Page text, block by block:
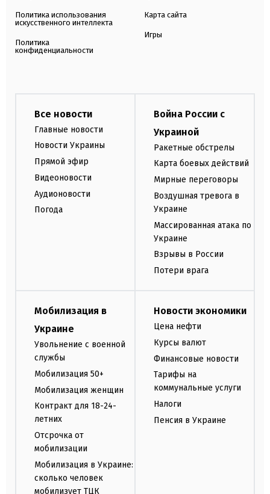
Политика использования
искусственного интеллекта
Политика
конфиденциальности
Карта сайта
Игры
Все новости
Главные новости
Новости Украины
Прямой эфир
Видеоновости
Аудионовости
Погода
Война России с
Украиной
Ракетные обстрелы
Карта боевых действий
Мирные переговоры
Воздушная тревога в
Украине
Массированная атака по
Украине
Взрывы в России
Потери врага
Мобилизация в
Украине
Увольнение с военной
службы
Мобилизация 50+
Мобилизация женщин
Контракт для 18-24-
летних
Отсрочка от
мобилизации
Мобилизация в Украине:
сколько человек
мобилизует ТЦК
Новости экономики
Цена нефти
Курсы валют
Финансовые новости
Тарифы на
коммунальные услуги
Налоги
Пенсия в Украине